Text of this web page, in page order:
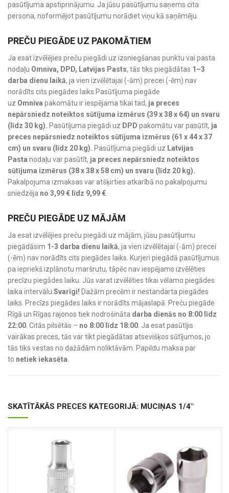
pasūtījuma apstiprinājumu. Ja jūsu pasūtījumu saņems cita
persona, noformējot pasūtījumu norādiet viņu kā saņēmēju.
PREČU PIEGĀDE UZ PAKOMĀTIEM
Ja esat izvēlējies preču piegādi uz izsniegšanas punktu vai pasta
nodaļu Omniva, DPD, Latvijas Pasts, tās tiks piegādātas 1–3
darba dienu laikā, ja vien izvēlētajai (-ām) precei (-ēm) nav
norādīts cits piegādes laiks.Pasūtījuma piegāde
uz Omniva pakomātu ir iespējama tikai tad, ja preces
nepārsniedz noteiktos sūtījuma izmērus (39 x 38 x 64) un svaru
(līdz 30 kg). Pasūtījuma piegādi uz DPD pakomātu var pasūtīt, ja
preces nepārsniedz noteiktos sūtījuma izmērus (61 x 44 x 37
cm) un svaru (līdz 20 kg). Pasūtījuma piegādi uz Latvijas
Pasta nodaļu var pasūtīt, ja preces nepārsniedz noteiktos
sūtījuma izmērus (38 x 38 x 58 cm) un svaru (līdz 20 kg).
Pakalpojuma izmaksas var atšķirties atkarībā no pakalpojumu
sniedzēja no 3,99 € līdz 9,99 €
PREČU PIEGĀDE UZ MĀJĀM
Ja esat izvēlējies preču piegādi uz mājām, jūsu pasūtījumu
piegādāsim 1-3 darba dienu laikā, ja vien izvēlētajai (-ām) precei
(-ēm) nav norādīts cits piegādes laiks. Kurjeri piegādā pasūtījumus
pa iepriekš izplānotu maršrutu, tāpēc nav iespējams izvēlēties
precīzu piegādes laiku. Jūs varat izvēlēties tikai vēlamo piegādes
laika intervālu. Svarīgi! Dažām precēm ir nestandarta piegādes
laiks. Precīzs piegādes laiks ir norādīts mājaslapā. Preču piegāde
Rīgā un Rīgas rajonos tiek nodrošināta darba dienās no 8:00 līdz
22:00 . Citās pilsētās – no 8:00 līdz 18:00 . Ja esat pasūtījis
vairākas preces, tās var tikt piegādātas atsevišķos sūtījumos, jo
tās tiks vestas no dažādām noliktāvām. Papildu maksa par
to netiek iekasēta
SKATĪTĀKĀS PRECES KATEGORIJĀ: MUCIŅAS 1/4"